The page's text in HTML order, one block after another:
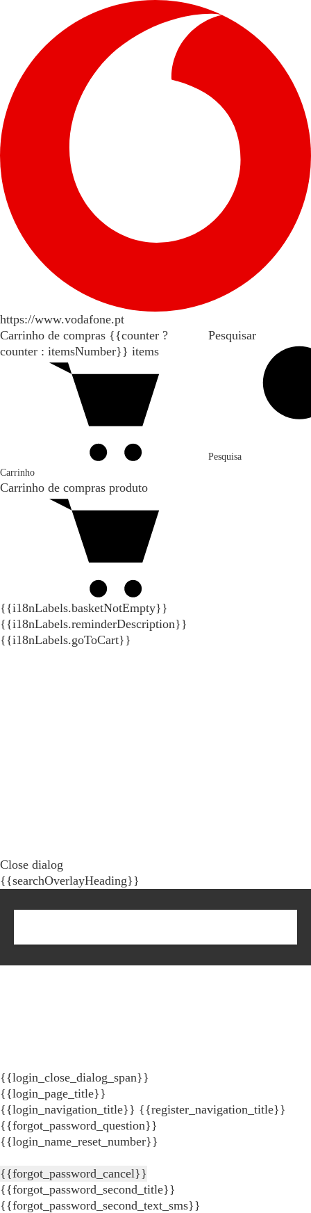
https://www.vodafone.pt
Carrinho de compras {{counter ?
counter : itemsNumber}} items
Carrinho
Carrinho de compras produto
{{i18nLabels.basketNotEmpty}}
{{i18nLabels.reminderDescription}}
{{i18nLabels.goToCart}}
Pesquisar
Pesquisa
Close dialog
{{searchOverlayHeading}}
{{login_close_dialog_span}}
{{login_page_title}}
{{login_navigation_title}} {{register_navigation_title}}
{{forgot_password_question}}
{{login_name_reset_number}}
{{forgot_password_cancel}}
{{forgot_password_second_title}}
{{forgot_password_second_text_sms}}